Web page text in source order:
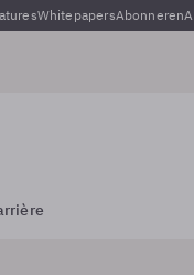
WhitepapersAbonneren